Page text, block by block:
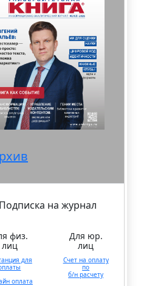
Подписка на журнал
физ.
лиц
для
оплата
Для юр.
лиц
Счет на оплату
по
б/н расчету